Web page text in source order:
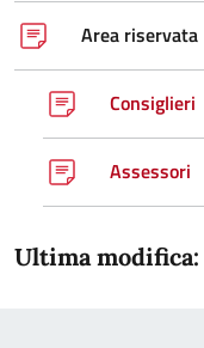
Area riservata
Consiglieri
Assessori
Ultima modifica: